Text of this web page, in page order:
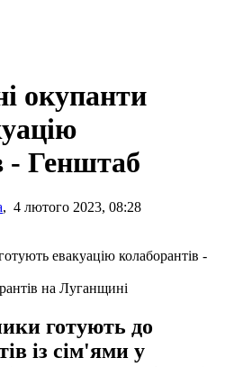
окупанти
- Генштаб
, 4 лютого 2023, 08:28
на Луганщині
готують до
із сім'ями у